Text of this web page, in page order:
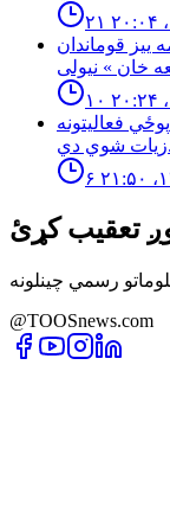
ييز قوماندان
فعالیتونه
زیات شوي دي.
تعقیب کړئ
@TOOSnews.com